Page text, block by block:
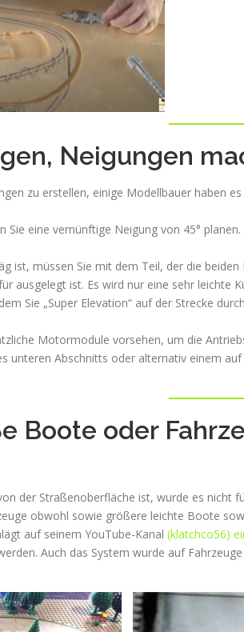
Neigungen
zu erstellen, einige Modellbauer haben
eine vernünftige Neigung von 45° planen.
ist, müssen Sie mit dem Teil, der die
ausgelegt ist. Es wird nur eine sehr leichte
Sie „Super Elevation“ auf der Strecke
Motormodule vorsehen, um die
unteren Abschnitts oder alternativ einem
Boote oder
der Straßenoberfläche ist, wurde es
obwohl sowie größere leichte Boote
auf seinem YouTube-Kanal (klatchco56)
Auch das System wurde auf